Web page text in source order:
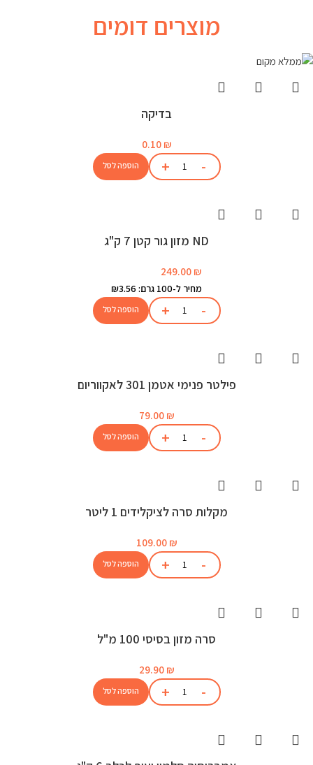
מוצרים דומים
בדיקה
0.10 ₪
הוספה לסל
ND מזון גור קטן 7 ק"ג
249.00 ₪
מחיר ל-100 גרם: ₪3.56
הוספה לסל
פילטר פנימי אטמן 301 לאקווריום
79.00 ₪
הוספה לסל
מקלות סרה לציקלידים 1 ליטר
109.00 ₪
הוספה לסל
סרה מזון בסיסי 100 מ"ל
29.90 ₪
הוספה לסל